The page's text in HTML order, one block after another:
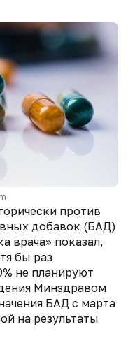
против
добавок (БАД)
врача» показал,
бы раз
не планируют
Минздравом
БАД с марта
на результаты